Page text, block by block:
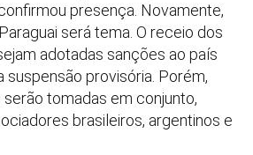
presença. Novamente,
será tema. O receio dos
adotadas sanções ao país
suspensão provisória. Porém,
tomadas em conjunto,
brasileiros, argentinos e